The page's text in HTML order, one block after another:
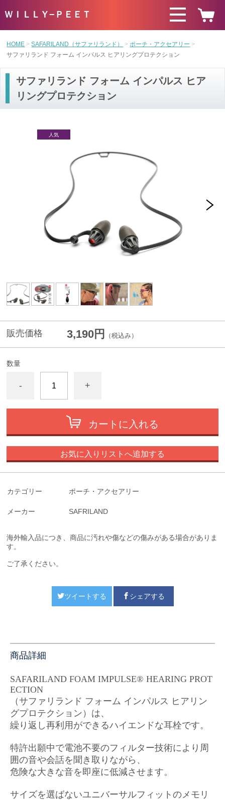
ＷＩＬＬＹ−ＰＥＥＴ
HOME SAFARILAND（サファリランド）
ポーチ・アクセアリー
サファリランド フォーム インパルス ヒアリングプロテクション
サファリランド フォーム インパルス ヒア
リングプロテクション
販売価格 3,190円 （税込み）
数量
- +
カートに入れる
お気に入りリストへ追加する
カテゴリー ポーチ・アクセアリー
メーカー SAFRILAND
海外輸入品につき、商品に汚れや傷などの傷みがある場合がありま
す。
ご了承ください。
ツイートする シェアする
商品詳細
SAFARILAND FOAM IMPULSE® HEARING PROT
ECTION
（サファリランド フォーム インパルス ヒアリン
グプロテクション）は、
繰り返し再利用ができるハイエンドな耳栓です。
特許出願中で電池不要のフィルター技術により周
囲の音や会話を聞き取りながら、
危険な大きな音を即座に低減させます。
サイズを選ばないユニバーサルフィットのメモリ